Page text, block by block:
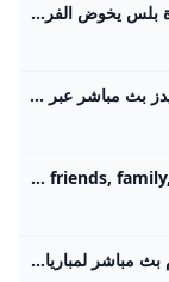
شاهد مباراة الأهلي وباتشوكا عبر كورة بلس يخوض الفريق الأول لكرة القدم بالنادي الأهلي، مواجهة ودية قوية أمام باتشوكا المكسيكي، في الساعة الثانية عشر من منتصف الليل، خلال معسكره المقام حاليًا في مدينة ميامي أخبار مصرية محترفون ميركاتو مقالات الدوري المصري كأس مصر دوري القسم الثاني كأس الرابطة عاجل بلس الاستوديو التحليلي تاتش سكرين بوكسينج داي أبطال بلس فوتبول شات VAR بلس فيديوهات الدوري المصري فيديوجراف الدوري الإنجليزي الممتاز الدوري الإسباني الدوري الايطالي الدوري الالماني الدوري الفرنسي
رابط مشاهدة مباراة الأهلي وبيراميدز بث مباشر عبر قناة On Sport بدون تقطيع يلتقى الاهلى مع بيراميدز فى مباراة لا تحمل القسمة على اثنين، لرغبة كل فريق فى تحقيق الفوز، للحد من نزيف النقاط الذى يصاحب الفريقين هذا الموسم السبت 30/أغسطس/2025 - 07:30 م 8/30/2025 7:30:46 PM الاهلى وبيراميدز شارك طباعة يلتقي الأهلي مع بيراميدز في مباراة لا تقبل القسمة على اثنين، لرغبة كل فريق في تحقيق الفوز والحد من نزيف النقاط الذي يلازم الفريقين هذا الموسم، والذي أبعدهما عن المنافسة على صدارة جدول ترتيب الدوري المصري.
- YouTube Enjoy the videos and music you love, upload original content, and share it all with friends, family, and the world on YouTube.
kora plus - YouTube قناة رياضية تقدم بث مباشر لمباريات الدوري وكأس مصر.. ومتابعة الأخبار الحصرية.. وبرامج متنوعة